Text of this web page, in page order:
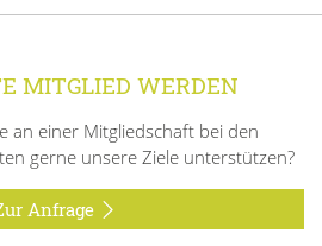
MITGLIED WERDEN
an einer Mitgliedschaft bei den
gerne unsere Ziele unterstützen?
Anfrage